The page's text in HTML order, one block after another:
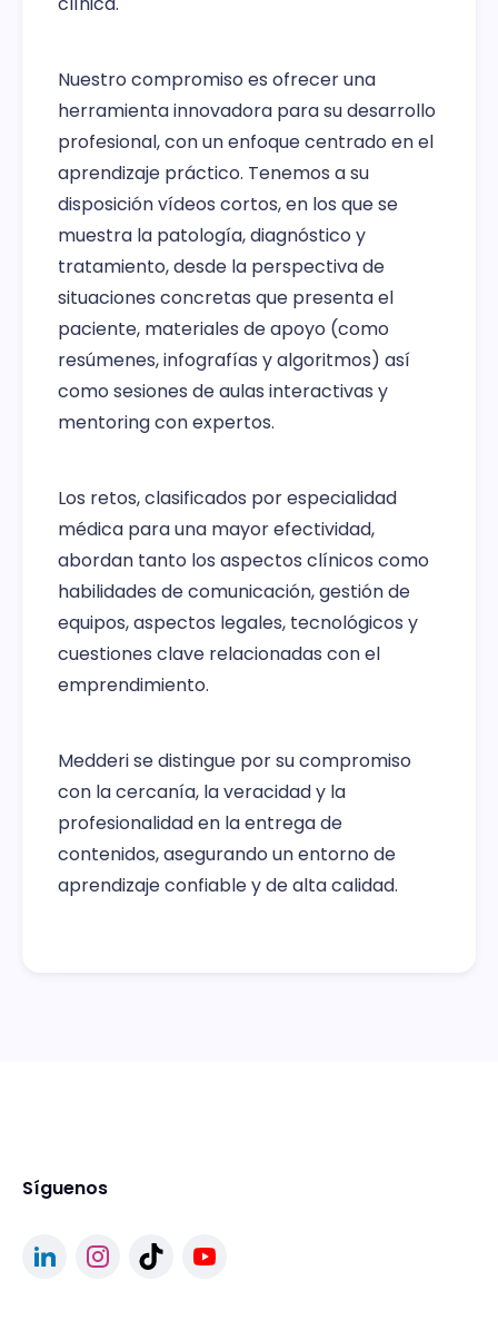
Nuestro compromiso es ofrecer una
herramienta innovadora para su desarrollo
profesional, con un enfoque centrado en el
aprendizaje práctico. Tenemos a su
disposición vídeos cortos, en los que se
muestra la patología, diagnóstico y
tratamiento, desde la perspectiva de
situaciones concretas que presenta el
paciente, materiales de apoyo (como
resúmenes, infografías y algoritmos) así
como sesiones de aulas interactivas y
mentoring con expertos.
Los retos, clasificados por especialidad
médica para una mayor efectividad,
abordan tanto los aspectos clínicos como
habilidades de comunicación, gestión de
equipos, aspectos legales, tecnológicos y
cuestiones clave relacionadas con el
emprendimiento.
Medderi se distingue por su compromiso
con la cercanía, la veracidad y la
profesionalidad en la entrega de
contenidos, asegurando un entorno de
aprendizaje confiable y de alta calidad.
Síguenos